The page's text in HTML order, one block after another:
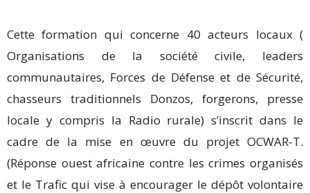
Cette formation qui concerne 40 acteurs locaux (
Organisations de la société civile, leaders
communautaires, Forces de Défense et de Sécurité,
chasseurs traditionnels Donzos, forgerons, presse
locale y compris la Radio rurale) s’inscrit dans le
cadre de la mise en œuvre du projet OCWAR-T.
(Réponse ouest africaine contre les crimes organisés
et le Trafic qui vise à encourager le dépôt volontaire